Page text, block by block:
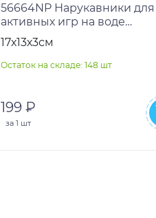
56664NP Нарукавники для
активных игр на воде
надувной из
поливинилхлорида. Размер
23*20см, ремкомпле
17х13х3см
Остаток на складе: 148 шт
199 ₽
за1 шт